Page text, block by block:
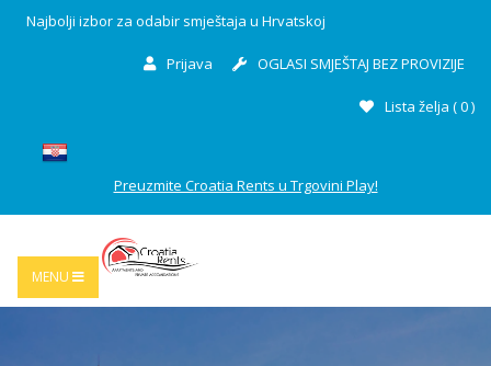
Najbolji izbor za odabir smještaja u Hrvatskoj
Prijava OGLASI SMJEŠTAJ BEZ PROVIZIJE
Lista želja (0)
Preuzmite Croatia Rents u Trgovini Play!
MENU